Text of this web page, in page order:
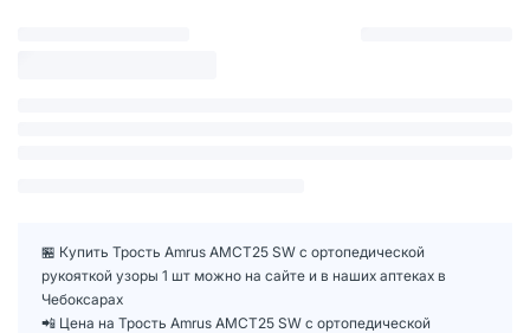
🏪 Купить Трость Amrus AMCT25 SW с ортопедической
рукояткой узоры 1 шт можно на сайте и в наших аптеках в
Чебоксарах
📲 Цена на Трость Amrus AMCT25 SW с ортопедической